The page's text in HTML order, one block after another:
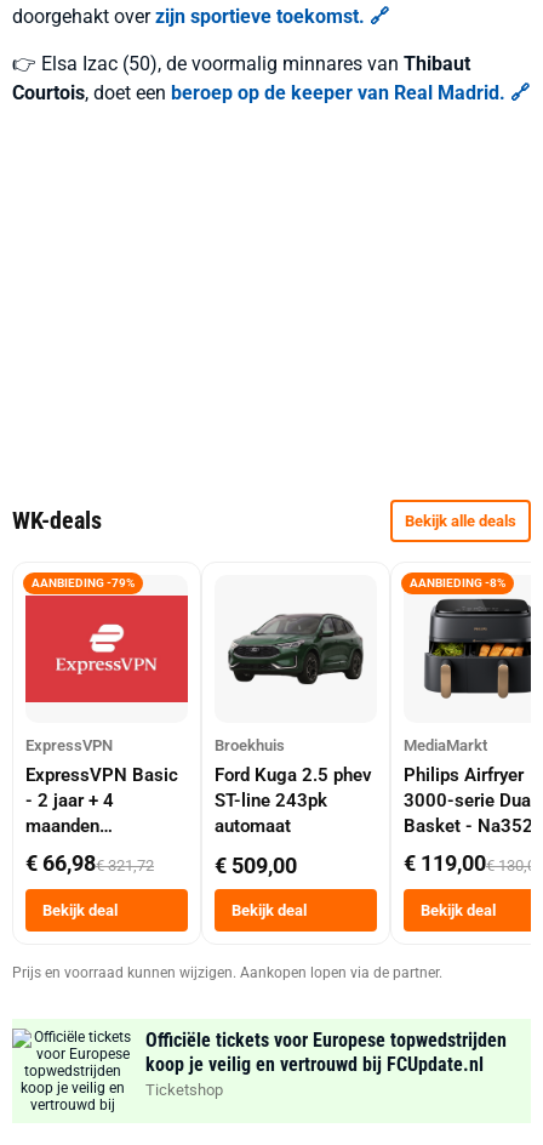
doorgehakt overzijn sportieve toekomst. 🔗
👉 Elsa Izac (50), de voormalig minnares van Thibaut
Courtois, doet een beroep op de keeper van Real Madrid. 🔗
WK-deals Bekijk alle deals
AANBIEDING -79%
ExpressVPN
ExpressVPN Basic
- 2 jaar + 4
maanden
abonnement
€ 66,98€ 321,72
Bekijk deal
Broekhuis
Ford Kuga 2.5 phev
ST-line 243pk
automaat
€ 509,00
Bekijk deal
AANBIEDING -8%
MediaMarkt
Philips Airfryer
3000-serie Dual
Basket -
Dubbele Mand 9
Tot 6 Personen
Heteluchtfriteuse
Zwart
€ 119,00€ 130,00
Bekijk deal
Prijs en voorraad kunnen wijzigen. Aankopen lopen via de partner.
Officiële tickets voor Europese topwedstrijden
koop je veilig en vertrouwd bij FCUpdate.nl
Ticketshop